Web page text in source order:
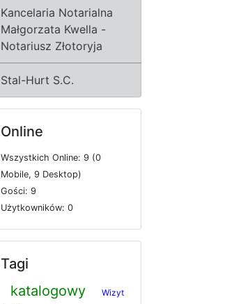
Kancelaria Notarialna
Małgorzata Kwella -
Notariusz Złotoryja
Stal-Hurt S.C.
Online
Wszystkich Online: 9 (0
Mobile, 9 Desktop)
Gości: 9
Użytkowników: 0
Tagi
katalogowy
Wizyt